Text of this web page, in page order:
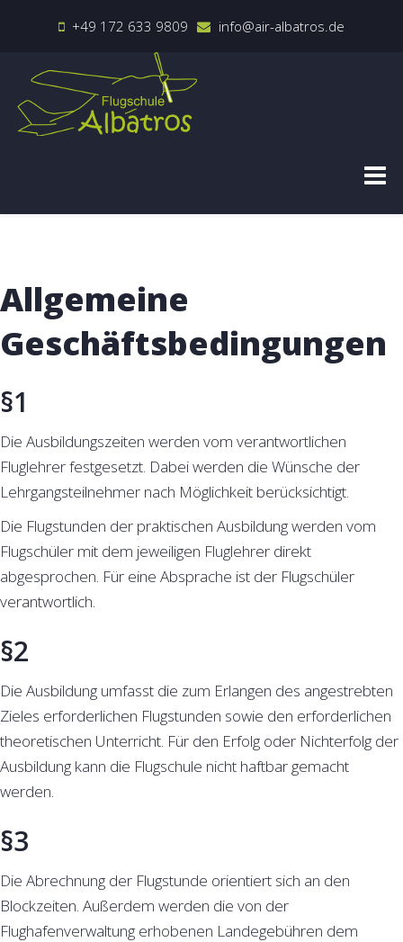
+49 172 633 9809 info@air-albatros.de
Allgemeine
Geschäftsbedingungen
§1
Die Ausbildungszeiten werden vom verantwortlichen
Fluglehrer festgesetzt. Dabei werden die Wünsche der
Lehrgangsteilnehmer nach Möglichkeit berücksichtigt.
Die Flugstunden der praktischen Ausbildung werden vom
Flugschüler mit dem jeweiligen Fluglehrer direkt
abgesprochen. Für eine Absprache ist der Flugschüler
verantwortlich.
§2
Die Ausbildung umfasst die zum Erlangen des angestrebten
Zieles erforderlichen Flugstunden sowie den erforderlichen
theoretischen Unterricht. Für den Erfolg oder Nichterfolg der
Ausbildung kann die Flugschule nicht haftbar gemacht
werden.
§3
Die Abrechnung der Flugstunde orientiert sich an den
Blockzeiten. Außerdem werden die von der
Flughafenverwaltung erhobenen Landegebühren dem